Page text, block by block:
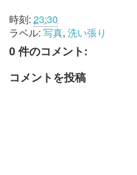
時刻: 23:30
ラベル: 写真, 洗い張り
0 件のコメント:
コメントを投稿